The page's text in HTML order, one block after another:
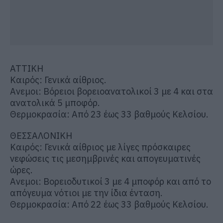
ΑΤΤΙΚΗ
Καιρός: Γενικά αίθριος.
Ανεμοι: Βόρειοι βορειοανατολικοί 3 με 4 και στα
ανατολικά 5 μποφόρ.
Θερμοκρασία: Από 23 έως 33 βαθμούς Κελσίου.
ΘΕΣΣΑΛΟΝΙΚΗ
Καιρός: Γενικά αίθριος με λίγες πρόσκαιρες
νεφώσεις τις μεσημβρινές και απογευματινές
ώρες.
Ανεμοι: Βορειοδυτικοί 3 με 4 μποφόρ και από το
απόγευμα νότιοι με την ίδια ένταση.
Θερμοκρασία: Από 22 έως 33 βαθμούς Κελσίου.